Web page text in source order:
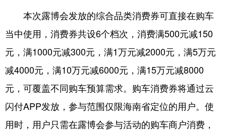
本次露博会发放的综合品类消费券可直接在购车
当中使用，消费券共设6个档次，消费满500元减150
元，满1000元减300元，满1万元减2000元，满5万元
减4000元，满10万元减6000元，满15万元减8000
元，可覆盖不同购车预算需求。购车消费券将通过云
闪付APP发放，参与范围仅限海南省定位的用户。使
用时，用户只需在露博会参与活动的购车商户消费，